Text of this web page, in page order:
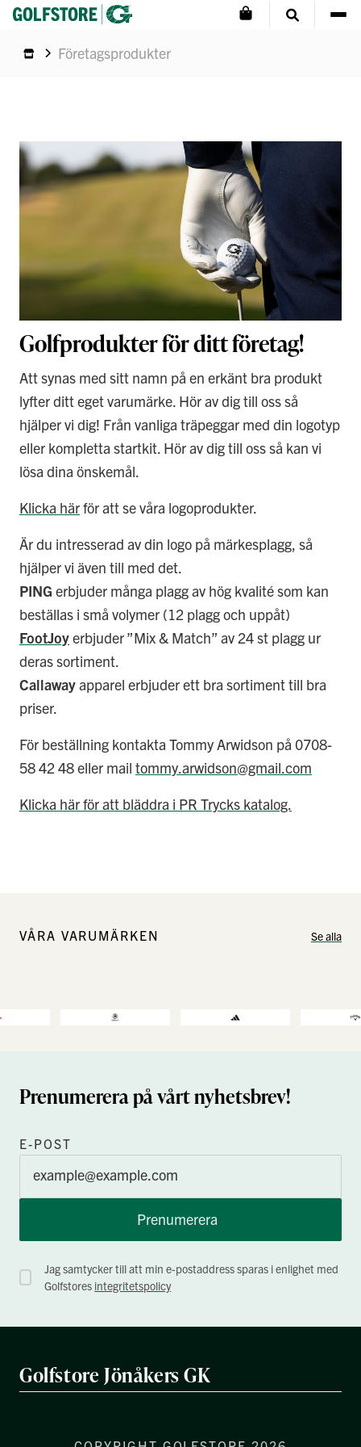
Företagsprodukter
Golfprodukter för ditt företag!
Att synas med sitt namn på en erkänt bra produkt
lyfter ditt eget varumärke. Hör av dig till oss så
hjälper vi dig! Från vanliga träpeggar med din logotyp
eller kompletta startkit. Hör av dig till oss så kan vi
lösa dina önskemål.
Klicka härför att se våra logoprodukter.
Är du intresserad av din logo på märkesplagg, så
hjälper vi även till med det.
PING erbjuder många plagg av hög kvalité som kan
beställas i små volymer (12 plagg och uppåt)
FootJoyerbjuder ”Mix & Match” av 24 st plagg ur
deras sortiment.
Callawayapparel erbjuder ett bra sortiment till bra
priser.
För beställning kontakta Tommy Arwidson på 0708-
58 42 48 eller mail tommy.arwidson@gmail.com
Klicka här för att bläddra i PR Trycks katalog.
VÅRA VARUMÄRKEN Se alla
Prenumerera på vårt nyhetsbrev!
E-POST
Prenumerera
Jag samtycker till att min e-postaddress sparas i enlighet med
Golfstores integritetspolicy
Golfstore Jönåkers GK